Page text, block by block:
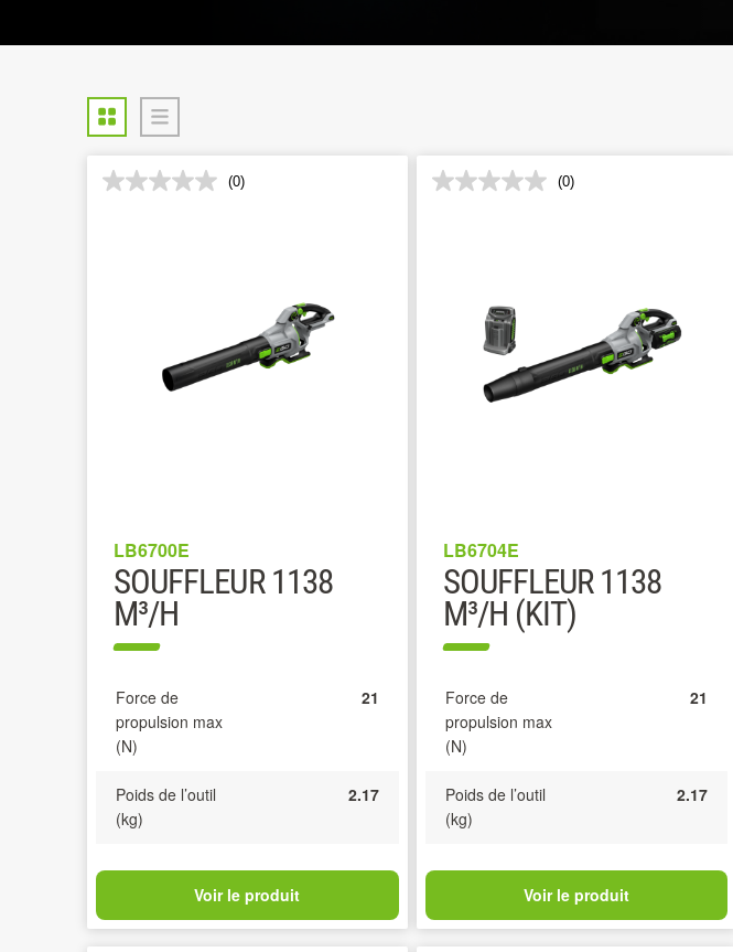
(0)
LB6700E
SOUFFLEUR 1138
M³/H
Force de
propulsion max
(N)
21
Poids de l’outil
(kg)
2.17
Voir le produit
(0)
LB6704E
SOUFFLEUR 1138
M³/H (KIT)
Force de
propulsion max
(N)
21
Poids de l’outil
(kg)
2.17
Voir le produit